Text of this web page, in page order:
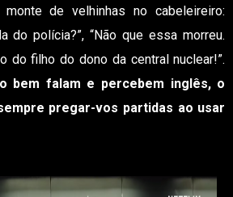
de velhinhas no cabeleireiro:
do polícia?”, “Não que essa morreu.
do filho do dono da central nuclear!”.
bem falam e percebem inglês, o
pregar-vos partidas ao usar